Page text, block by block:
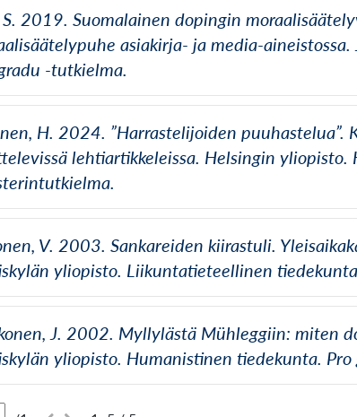
S. 2019. Suomalainen dopingin
asiakirja- ja media-
-tutkielma.
H. 2024. ”Harrastelijoiden
lehtiartikkeleissa. Helsingin
V. 2003. Sankareiden kiirastuli.
yliopisto. Liikuntatieteellinen
J. 2002. Myllylästä Mühleggiin: miten
yliopisto. Humanistinen tiedekunta.